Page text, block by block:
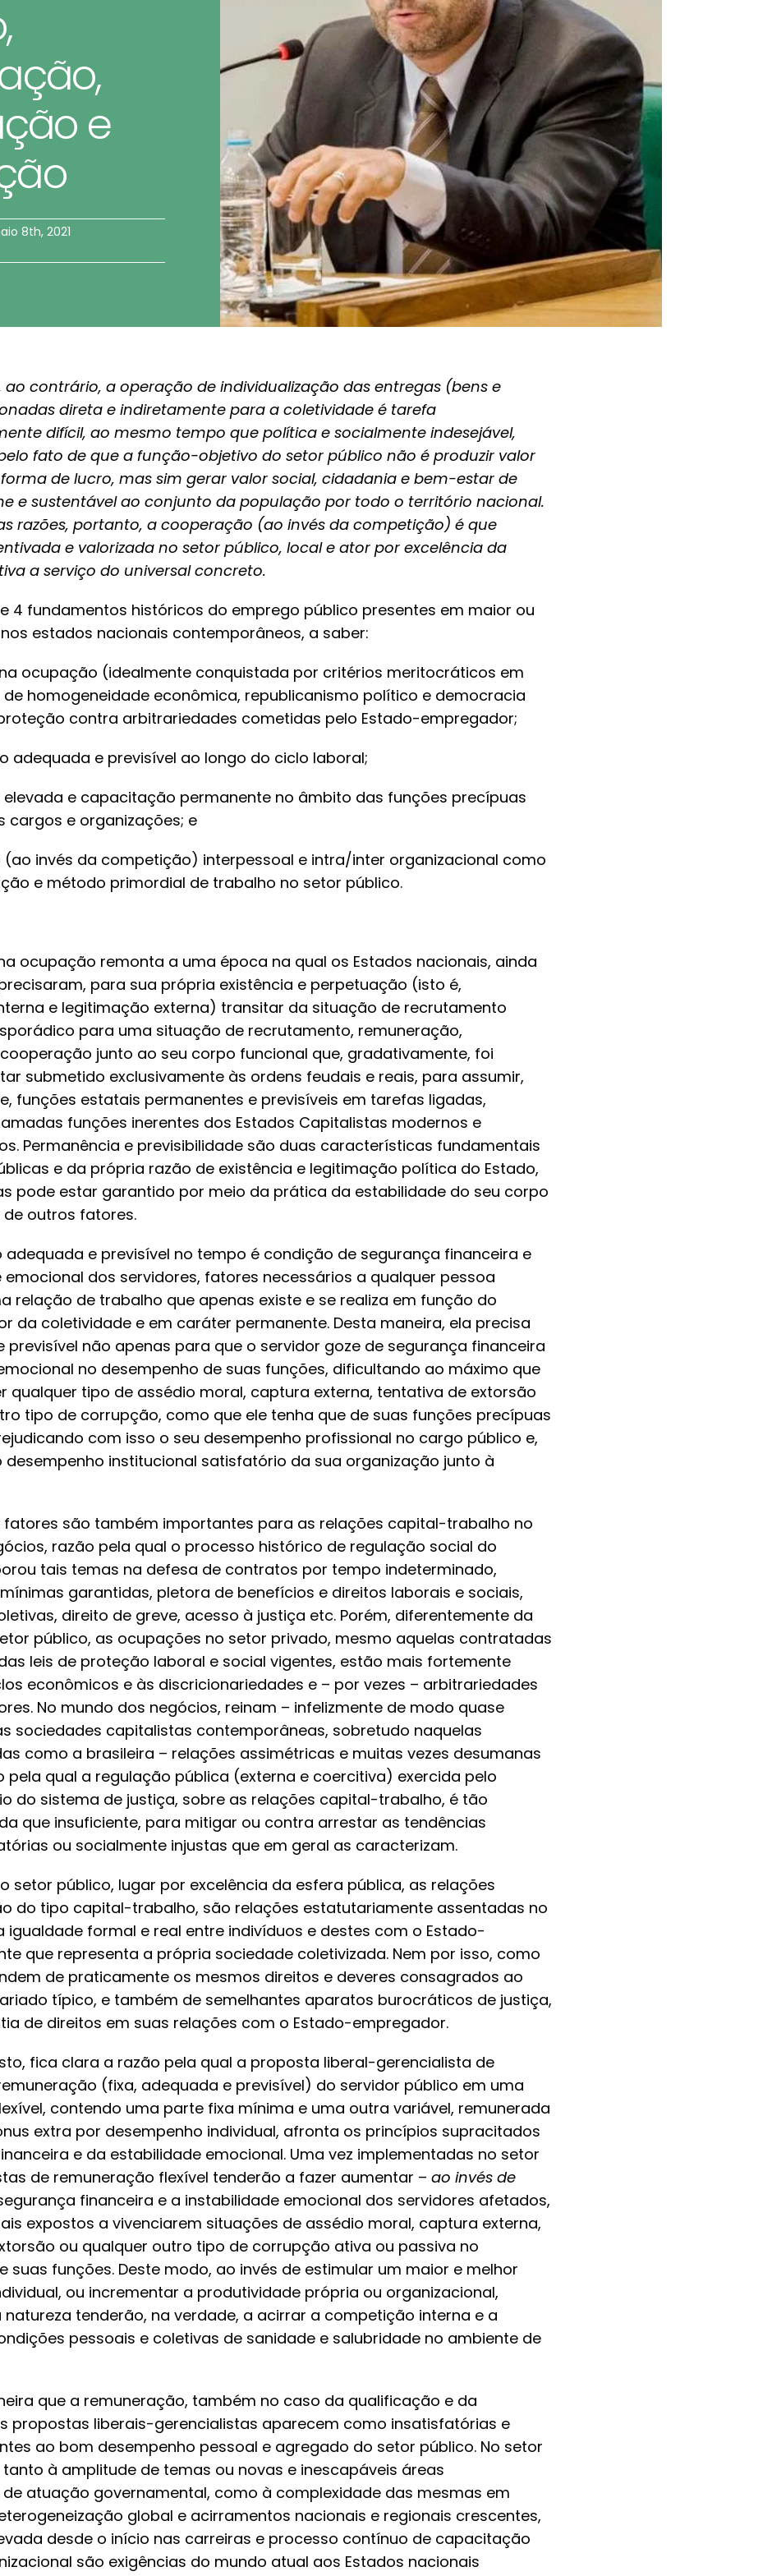
e
8th, 2021
ao contrário, a operação de individualização das entregas (bens e
direta e indiretamente para a coletividade é tarefa
difícil, ao mesmo tempo que política e socialmente indesejável,
fato de que a função-objetivo do setor público não é produzir valor
de lucro, mas sim gerar valor social, cidadania e bem-estar de
e sustentável ao conjunto da população por todo o território nacional.
razões, portanto, a cooperação (ao invés da competição) é que
e valorizada no setor público, local e ator por excelência da
a serviço do universal concreto.
4 fundamentos históricos do emprego público presentes em maior ou
estados nacionais contemporâneos, a saber:
ocupação (idealmente conquistada por critérios meritocráticos em
homogeneidade econômica, republicanismo político e democracia
contra arbitrariedades cometidas pelo Estado-empregador;
adequada e previsível ao longo do ciclo laboral;
e capacitação permanente no âmbito das funções precípuas
cargos e organizações; e
invés da competição) interpessoal e intra/inter organizacional como
e método primordial de trabalho no setor público.
ocupação remonta a uma época na qual os Estados nacionais, ainda
para sua própria existência e perpetuação (isto é,
e legitimação externa) transitar da situação de recrutamento
para uma situação de recrutamento, remuneração,
junto ao seu corpo funcional que, gradativamente, foi
submetido exclusivamente às ordens feudais e reais, para assumir,
funções estatais permanentes e previsíveis em tarefas ligadas,
funções inerentes dos Estados Capitalistas modernos e
Permanência e previsibilidade são duas características fundamentais
e da própria razão de existência e legitimação política do Estado,
pode estar garantido por meio da prática da estabilidade do seu corpo
outros fatores.
adequada e previsível no tempo é condição de segurança financeira e
dos servidores, fatores necessários a qualquer pessoa
relação de trabalho que apenas existe e se realiza em função do
da coletividade e em caráter permanente. Desta maneira, ela precisa
previsível não apenas para que o servidor goze de segurança financeira
no desempenho de suas funções, dificultando ao máximo que
qualquer tipo de assédio moral, captura externa, tentativa de extorsão
tipo de corrupção, como que ele tenha que de suas funções precípuas
com isso o seu desempenho profissional no cargo público e,
desempenho institucional satisfatório da sua organização junto à
fatores são também importantes para as relações capital-trabalho no
razão pela qual o processo histórico de regulação social do
tais temas na defesa de contratos por tempo indeterminado,
garantidas, pletora de benefícios e direitos laborais e sociais,
direito de greve, acesso à justiça etc. Porém, diferentemente da
público, as ocupações no setor privado, mesmo aquelas contratadas
leis de proteção laboral e social vigentes, estão mais fortemente
econômicos e às discricionariedades e – por vezes – arbitrariedades
No mundo dos negócios, reinam – infelizmente de modo quase
sociedades capitalistas contemporâneas, sobretudo naquelas
como a brasileira – relações assimétricas e muitas vezes desumanas
pela qual a regulação pública (externa e coercitiva) exercida pelo
do sistema de justiça, sobre as relações capital-trabalho, é tão
que insuficiente, para mitigar ou contra arrestar as tendências
ou socialmente injustas que em geral as caracterizam.
setor público, lugar por excelência da esfera pública, as relações
do tipo capital-trabalho, são relações estatutariamente assentadas no
igualdade formal e real entre indivíduos e destes com o Estado-
que representa a própria sociedade coletivizada. Nem por isso, como
de praticamente os mesmos direitos e deveres consagrados ao
típico, e também de semelhantes aparatos burocráticos de justiça,
de direitos em suas relações com o Estado-empregador.
fica clara a razão pela qual a proposta liberal-gerencialista de
(fixa, adequada e previsível) do servidor público em uma
contendo uma parte fixa mínima e uma outra variável, remunerada
extra por desempenho individual, afronta os princípios supracitados
e da estabilidade emocional. Uma vez implementadas no setor
de remuneração flexível tenderão a fazer aumentar – ao invés de
financeira e a instabilidade emocional dos servidores afetados,
expostos a vivenciarem situações de assédio moral, captura externa,
ou qualquer outro tipo de corrupção ativa ou passiva no
suas funções. Deste modo, ao invés de estimular um maior e melhor
ou incrementar a produtividade própria ou organizacional,
natureza tenderão, na verdade, a acirrar a competição interna e a
pessoais e coletivas de sanidade e salubridade no ambiente de
que a remuneração, também no caso da qualificação e da
propostas liberais-gerencialistas aparecem como insatisfatórias e
ao bom desempenho pessoal e agregado do setor público. No setor
à amplitude de temas ou novas e inescapáveis áreas
atuação governamental, como à complexidade das mesmas em
global e acirramentos nacionais e regionais crescentes,
desde o início nas carreiras e processo contínuo de capacitação
são exigências do mundo atual aos Estados nacionais